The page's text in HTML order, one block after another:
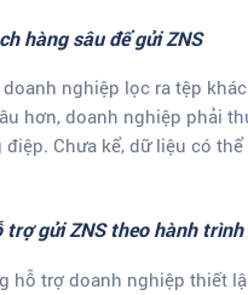
hàng sâu để gửi ZNS
nghiệp lọc ra tệp
hơn, doanh nghiệp phải
điệp. Chưa kể, dữ liệu có
trợ gửi ZNS theo hành
hỗ trợ doanh nghiệp thiết